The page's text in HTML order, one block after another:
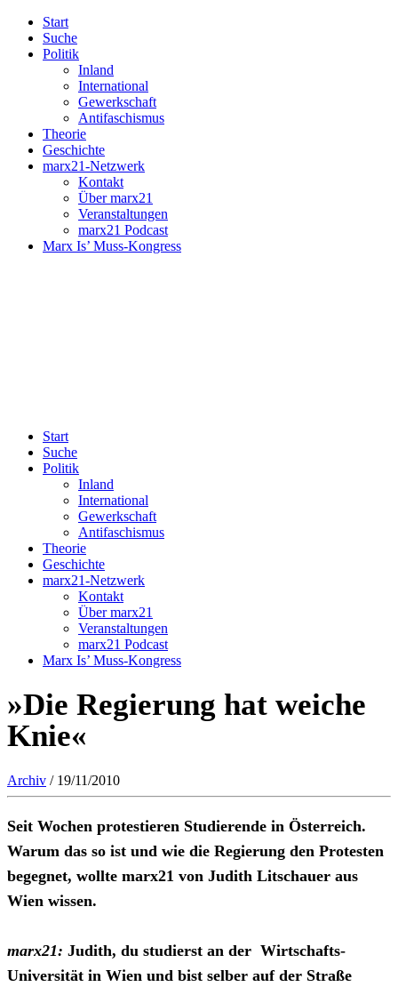
Start
Suche
Politik
Inland
International
Gewerkschaft
Antifaschismus
Theorie
Geschichte
marx21-Netzwerk
Kontakt
Über marx21
Veranstaltungen
marx21 Podcast
Marx Is’ Muss-Kongress
Start
Suche
Politik
Inland
International
Gewerkschaft
Antifaschismus
Theorie
Geschichte
marx21-Netzwerk
Kontakt
Über marx21
Veranstaltungen
marx21 Podcast
Marx Is’ Muss-Kongress
»Die Regierung hat weiche
Knie«
Archiv / 19/11/2010
Seit Wochen protestieren Studierende in Österreich.
Warum das so ist und wie die Regierung den Protesten
begegnet, wollte marx21 von Judith Litschauer aus
Wien wissen.
marx21: Judith, du studierst an der Wirtschafts-
Universität in Wien und bist selber auf der Straße